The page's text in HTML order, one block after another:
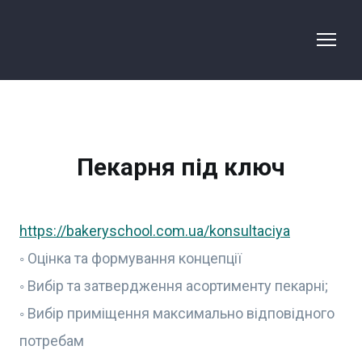
Пекарня під ключ
https://bakeryschool.com.ua/konsultaciya
◦ Оцінка та формування концепції
◦ Вибір та затвердження асортименту пекарні;
◦ Вибір приміщення максимально відповідного
потребам